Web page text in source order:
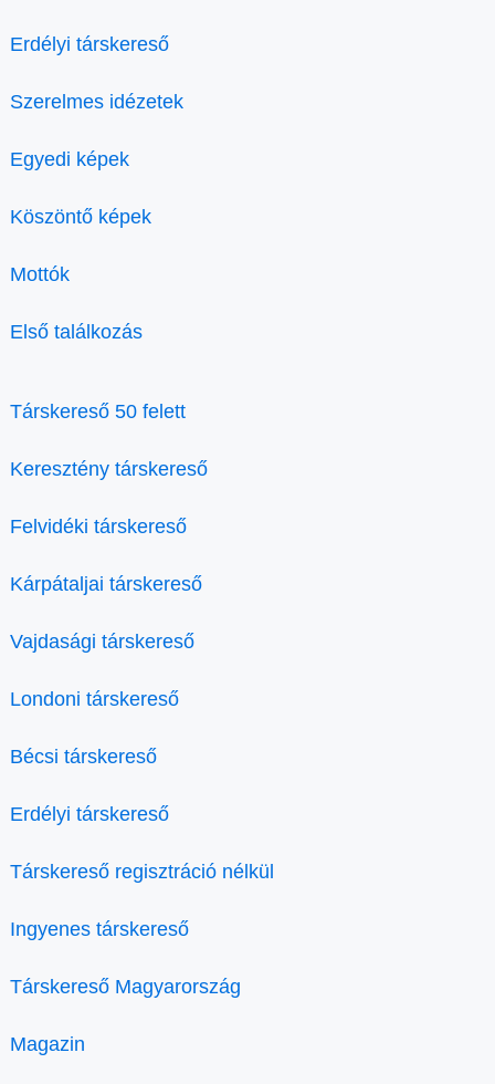
Erdélyi társkereső
Szerelmes idézetek
Egyedi képek
Köszöntő képek
Mottók
Első találkozás
Társkereső 50 felett
Keresztény társkereső
Felvidéki társkereső
Kárpátaljai társkereső
Vajdasági társkereső
Londoni társkereső
Bécsi társkereső
Erdélyi társkereső
Társkereső regisztráció nélkül
Ingyenes társkereső
Társkereső Magyarország
Magazin